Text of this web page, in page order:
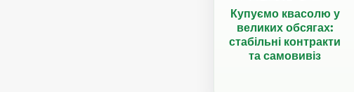
Купуємо квасолю у
великих обсягах:
стабільні контракти
та самовивіз